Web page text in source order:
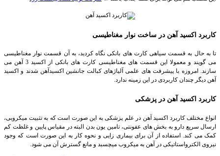
کاربرد اکسید آهن در ساخت نوار مغناطیسی
تا به حال به قسمت سیاهی کارت های بانکی نگاه کردید، به آن قسمت نوار مغناطیسی
می گویند و معمولا این قسمت های مغناطیسی کارت های بانکی از اکسید 3 آهن می
سازند. امروزه با پیشرفت های علمی آلیاژهای کبالت جانشین اکسیدآهن شدند و اکسید
آهن دیگر چندان کاربردی در این زمینه ندارد.
کاربرد اکسید آهن در پزشکی
انواع مختلف کاربرد اکسید آهن در علم پزشکی به این صورت است که به تثبیت میکروبی،
ارسال سریع دارو به بخش های عفونتی، تامین یون بدن البته در مقیاس پایین و غلظت کم
کمک می کند. استفاده از آن برای بیماری زایی و نحوه کار به این صورت است که وجود
نیروی الکترواستاتیکی در آهن به میکروب میچسبد و مانع گسترش آن می شود.